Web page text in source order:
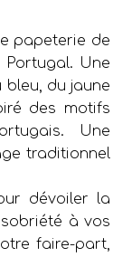
papeterie de
Portugal. Une
du jaune
des motifs
Une
traditionnel
dévoiler la
à vos
faire-part,